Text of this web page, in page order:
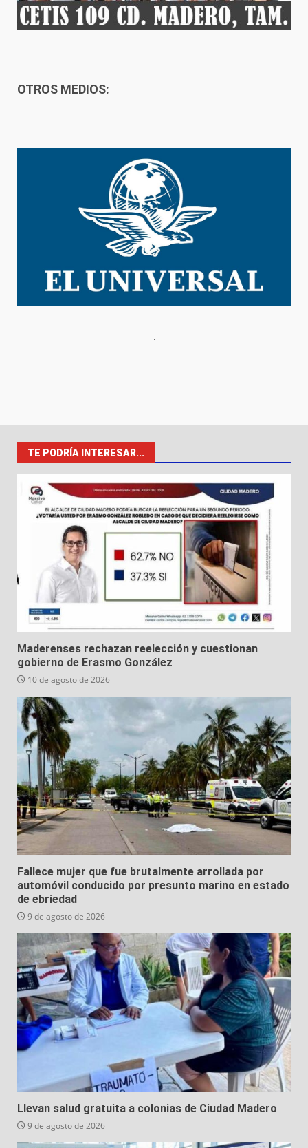
OTROS MEDIOS:
TE PODRÍA INTERESAR...
Maderenses rechazan reelección y cuestionan
gobierno de Erasmo González
10 de agosto de 2026
Fallece mujer que fue brutalmente arrollada por
automóvil conducido por presunto marino en estado
de ebriedad
9 de agosto de 2026
Llevan salud gratuita a colonias de Ciudad Madero
9 de agosto de 2026